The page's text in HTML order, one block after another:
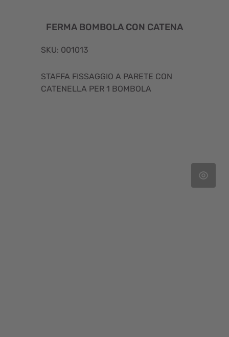
FERMA BOMBOLA CON CATENA
SKU: 001013
STAFFA FISSAGGIO A PARETE CON
CATENELLA PER 1 BOMBOLA